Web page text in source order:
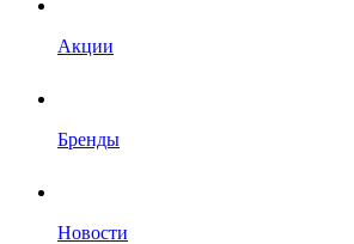
Акции
Бренды
Новости